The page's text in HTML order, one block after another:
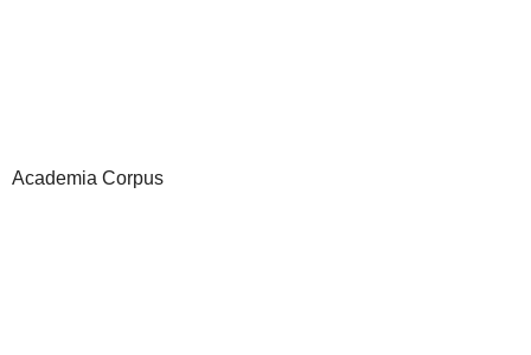
Academia Corpus